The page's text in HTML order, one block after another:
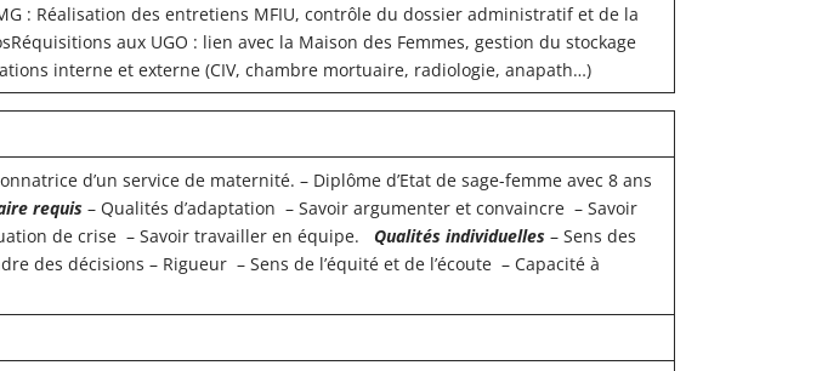
: Réalisation des entretiens MFIU, contrôle du dossier administratif et de la
aux UGO : lien avec la Maison des Femmes, gestion du stockage
interne et externe (CIV, chambre mortuaire, radiologie, anapath…)
d’un service de maternité. – Diplôme d’Etat de sage-femme avec 8 ans
requis – Qualités d’adaptation – Savoir argumenter et convaincre – Savoir
de crise – Savoir travailler en équipe.
Qualités individuelles – Sens des
des décisions – Rigueur – Sens de l’équité et de l’écoute – Capacité à